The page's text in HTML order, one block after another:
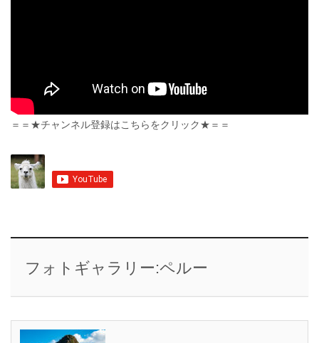
＝＝★チャンネル登録はこちらをクリック★＝＝
フォトギャラリー:ペルー